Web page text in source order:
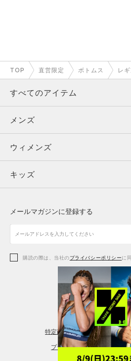
TOP 直営限定 ボトムス レ
すべてのアイテム
メンズ
ウィメンズ
キッズ
アクセサリー
メンズ
トップス
ボトムス
アクセサリー
ウィメンズ
トップス
シューズ
アクセサリー
レギンス＆タイツ
キッズ
シューズ
メールマガジンに登録する
購読の際は、当社のプライバシーポリシーに
特定商取引法に基づく通販の表
プライバシーポリシー